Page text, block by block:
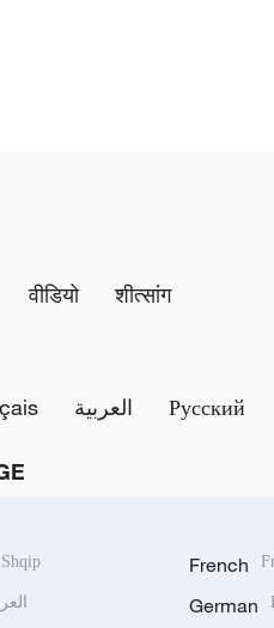
वीडियो शीत्सांग
العربية Русский
Shqip French
German